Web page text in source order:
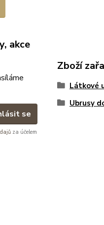
akce
se
za účelem
Zboží
Látkové
Ubrusy